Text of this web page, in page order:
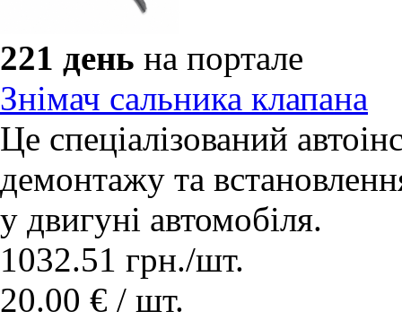
221 день на портале
Знімач сальника клапана
Це спеціалізований
демонтажу та
у двигуні автомобіля.
1032.51 грн./шт.
20.00 € / шт.